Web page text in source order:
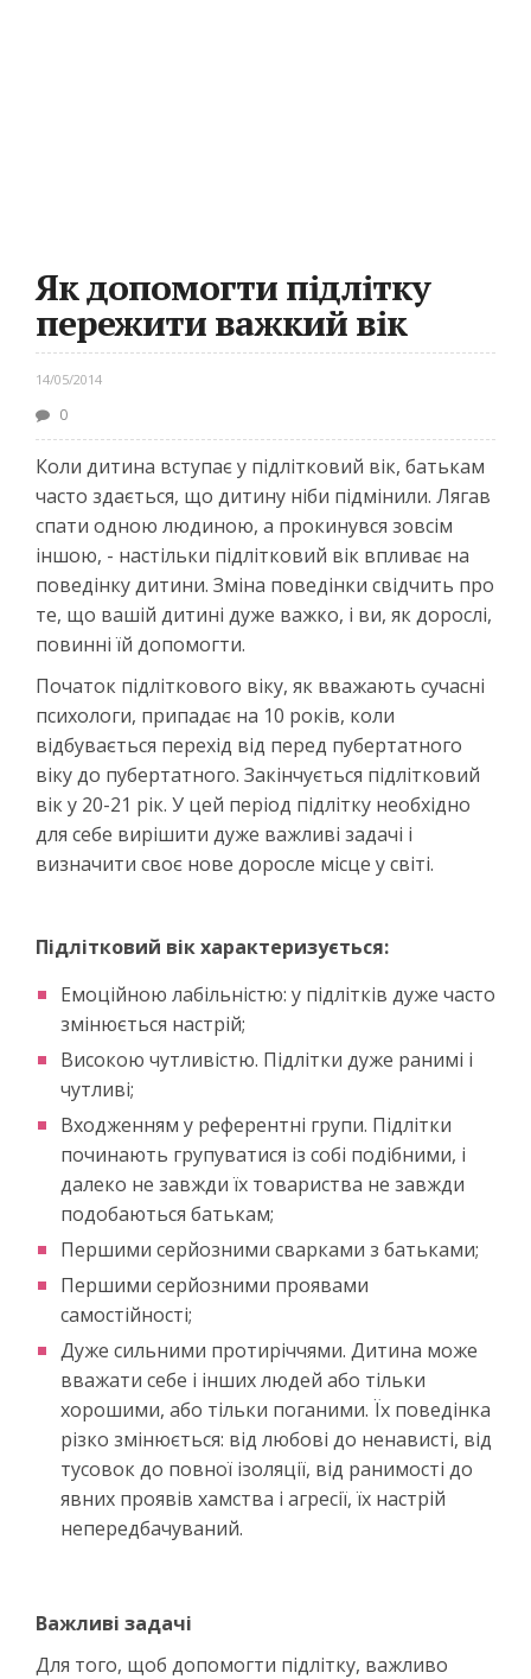
Як допомогти підлітку
пережити важкий вік
14/05/2014
0
Коли дитина вступає у підлітковий вік, батькам
часто здається, що дитину ніби підмінили. Лягав
спати одною людиною, а прокинувся зовсім
іншою, - настільки підлітковий вік впливає на
поведінку дитини. Зміна поведінки свідчить про
те, що вашій дитині дуже важко, і ви, як дорослі,
повинні їй допомогти.
Початок підліткового віку, як вважають сучасні
психологи, припадає на 10 років, коли
відбувається перехід від перед пубертатного
віку до пубертатного. Закінчується підлітковий
вік у 20-21 рік. У цей період підлітку необхідно
для себе вирішити дуже важливі задачі і
визначити своє нове доросле місце у світі.
Підлітковий вік характеризується:
Емоційною лабільністю: у підлітків дуже часто
змінюється настрій;
Високою чутливістю. Підлітки дуже ранимі і
чутливі;
Входженням у референтні групи. Підлітки
починають групуватися із собі подібними, і
далеко не завжди їх товариства не завжди
подобаються батькам;
Першими серйозними сварками з батьками;
Першими серйозними проявами
самостійності;
Дуже сильними протиріччями. Дитина може
вважати себе і інших людей або тільки
хорошими, або тільки поганими. Їх поведінка
різко змінюється: від любові до ненависті, від
тусовок до повної ізоляції, від ранимості до
явних проявів хамства і агресії, їх настрій
непередбачуваний.
Важливі задачі
Для того, щоб допомогти підлітку, важливо